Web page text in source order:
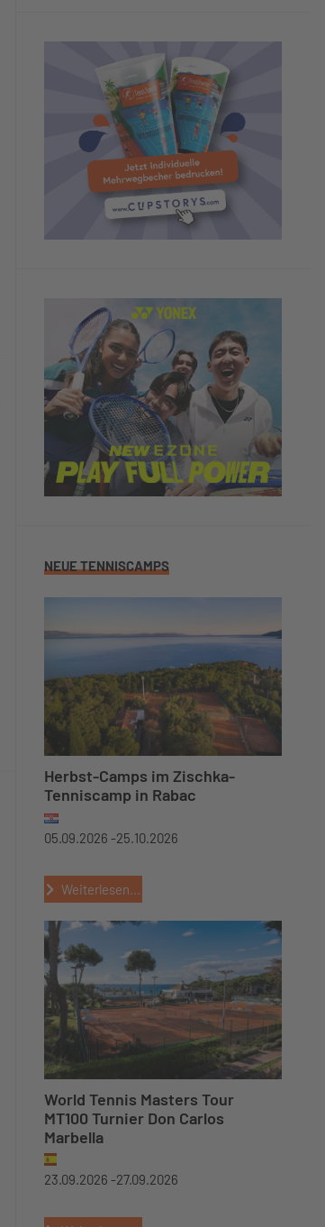
NEUE TENNISCAMPS
Herbst-Camps im Zischka-
Tenniscamp in Rabac
05.09.2026 -25.10.2026
Weiterlesen...
World Tennis Masters Tour
MT100 Turnier Don Carlos
Marbella
23.09.2026 -27.09.2026